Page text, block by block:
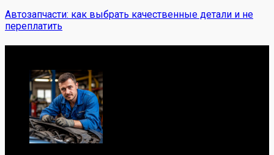
Автозапчасти: как выбрать качественные детали и не
переплатить